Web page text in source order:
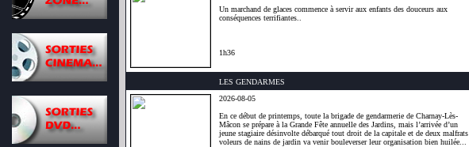
Un marchand de glaces commence à servir aux enfants des douceurs aux
conséquences terrifiantes..
1h36
LES GENDARMES
2026-08-05
En ce début de printemps, toute la brigade de gendarmerie de Charnay-Lès-
Mâcon se prépare à la Grande Fête annuelle des Jardins, mais l’arrivée d’un
jeune stagiaire désinvolte débarqué tout droit de la capitale et de deux malfrats
voleurs de nains de jardin va venir bouleverser leur organisation bien huilée...